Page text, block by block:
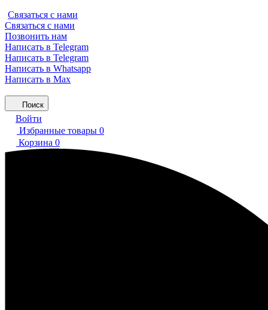
Связаться с нами
Связаться с нами
Позвонить нам
Написать в Telegram
Написать в Telegram
Написать в Whatsapp
Написать в Max
Поиск
Войти
Избранные товары 0
Корзина 0